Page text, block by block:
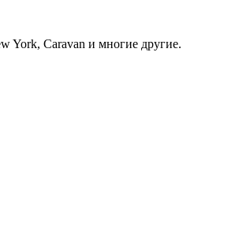
York, Caravan и многие другие.